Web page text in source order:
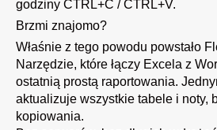
godziny CTRL+C / CTRL+V.
Brzmi znajomo?
Właśnie z tego powodu powstało
Narzędzie, które łączy Excela z
ostatnią prostą raportowania.
aktualizuje wszystkie tabele i noty,
kopiowania.